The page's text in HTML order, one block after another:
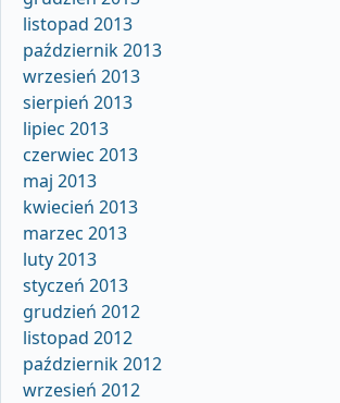
listopad 2013
październik 2013
wrzesień 2013
sierpień 2013
lipiec 2013
czerwiec 2013
maj 2013
kwiecień 2013
marzec 2013
luty 2013
styczeń 2013
grudzień 2012
listopad 2012
październik 2012
wrzesień 2012